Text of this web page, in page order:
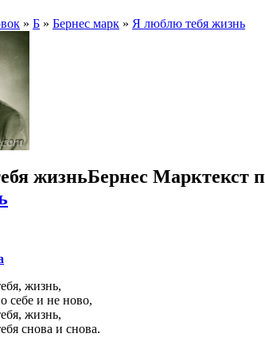
» Б » Бернес марк » Я люблю тебя жизнь
жизньБернес Марктекст
жизнь,
себе и не ново,
жизнь,
снова и снова.